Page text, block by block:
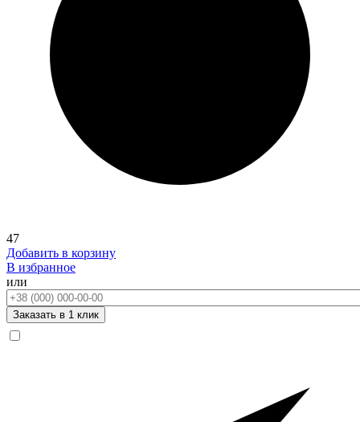
47
Добавить в корзину
В избранное
или
Телефон:
Заказать в 1 клик